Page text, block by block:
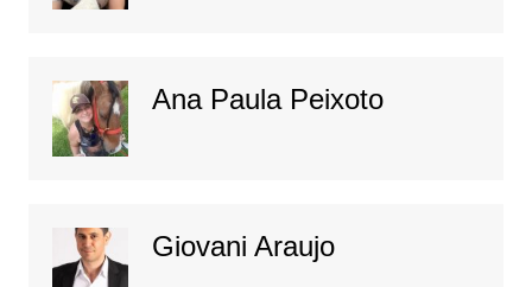
Ana Paula Peixoto
Giovani Araujo